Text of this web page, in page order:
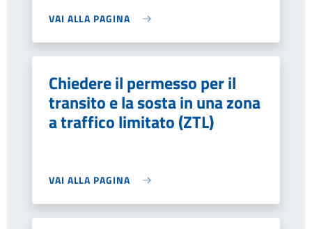
VAI ALLA PAGINA
Chiedere il permesso per il
transito e la sosta in una zona
a traffico limitato (ZTL)
VAI ALLA PAGINA